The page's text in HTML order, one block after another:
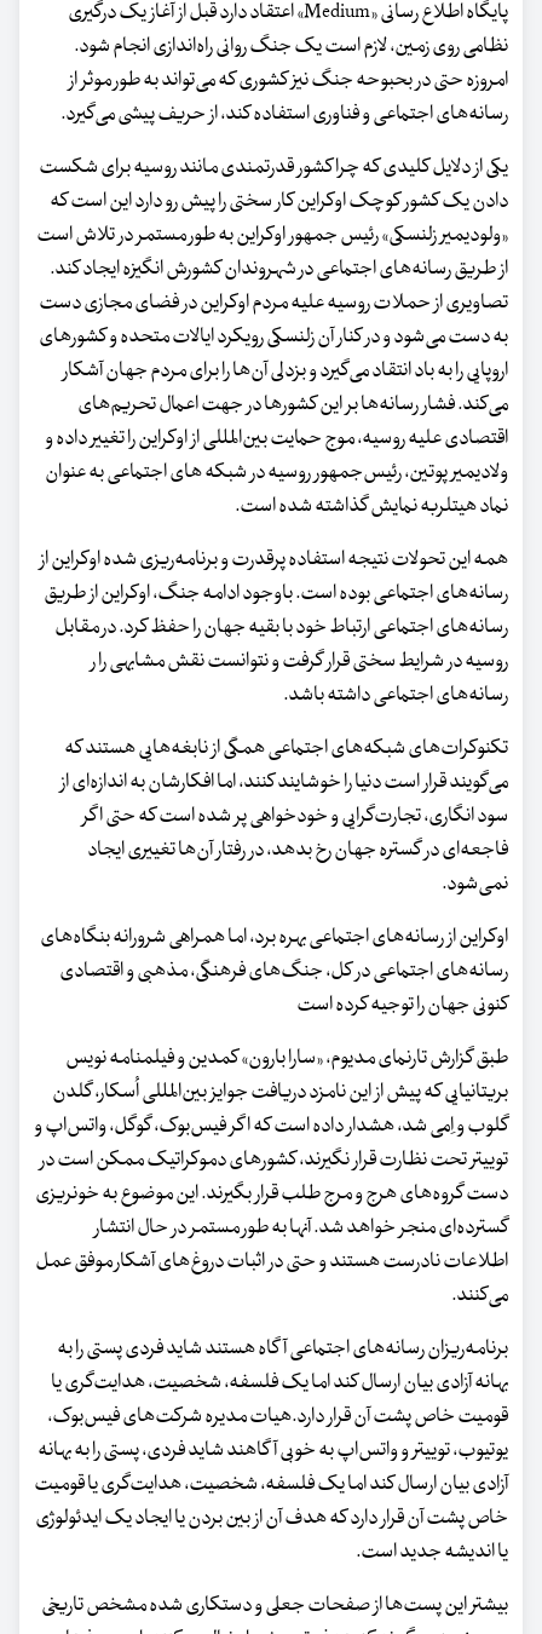
پایگاه اطلاع رسانی «Medium» اعتقاد دارد قبل از آغاز یک درگیری
نظامی روی زمین، لازم است یک جنگ روانی راه‌اندازی انجام شود.
امروزه حتی در بحبوحه جنگ نیز کشوری که می‌تواند به طور موثر از
رسانه‌های اجتماعی و فناوری استفاده کند، از حریف پیشی می‌گیرد.
یکی از دلایل کلیدی که چرا کشور قدرتمندی مانند روسیه برای شکست
دادن یک کشور کوچک اوکراین کار سختی را پیش رو دارد این است که
«ولودیمیر زلنسکی» رئیس جمهور اوکراین به طور مستمر در تلاش است
از طریق رسانه‌های اجتماعی در شهروندان کشورش انگیزه ایجاد کند.
تصاویری از حملات روسیه علیه مردم اوکراین در فضای مجازی دست
به دست می‌شود و در کنار آن زلنسکی رویکرد ایالات متحده و کشورهای
اروپایی را به باد انتقاد می‌گیرد و بزدلی آن‌ها را برای مردم جهان آشکار
می‌کند. فشار رسانه‌ها بر این کشورها در جهت اعمال تحریم‌های
اقتصادی علیه روسیه، موج حمایت بین‌المللی از اوکراین را تغییر داده و
ولادیمیر پوتین، رئیس‌جمهور روسیه در شبکه ‌های اجتماعی به عنوان
نماد هیتلربه نمایش گذاشته شده است.
همه این تحولات نتیجه استفاده پرقدرت و برنامه‌ریزی شده اوکراین از
رسانه‌های اجتماعی بوده است. باوجود ادامه جنگ، اوکراین از طریق
رسانه‌های اجتماعی ارتباط خود با بقیه جهان را حفظ کرد. در مقابل
روسیه در شرایط سختی قرار گرفت و نتوانست نقش مشابهی را ر
رسانه‌های اجتماعی داشته باشد.
تکنوکرات‌های شبکه‌های اجتماعی همگی از نابغه‌هایی هستند که
می‌گویند قرار است دنیا را خوشایند کنند، اما افکارشان به اندازه‌ای از
سود انگاری، تجارت‌گرایی و خودخواهی پر شده است که حتی اگر
فاجعه‌ای در گستره جهان رخ بدهد، در رفتار آن‌ها تغییری ایجاد
نمی‌شود.
اوکراین از رسانه‌های اجتماعی بهره برد، اما همراهی شرورانه بنگاه‌های
رسانه‌های اجتماعی در کل، جنگ‌های فرهنگی، مذهبی و اقتصادی
کنونی جهان را توجیه کرده است
طبق گزارش تارنمای مدیوم، «سارا بارون» کمدین و فیلمنامه نویس
بریتانیایی که پیش از این نامزد دریافت جوایز بین‌المللی اُسکار، گلدن
گلوب و اِمی شد، هشدار داده است که اگر فیس‌بوک، گوگل، واتس‌اپ و
توییتر تحت نظارت قرار نگیرند، کشورهای دموکراتیک ممکن است در
دست گروه‌های هرج و مرج طلب قرار بگیرند. این موضوع به خونریزی
گسترده‌ای منجر خواهد شد. آنها به طور مستمر در حال انتشار
اطلاعات نادرست هستند و حتی در اثبات دروغ‌های آشکار موفق عمل
می‌کنند.
برنامه‌ریزان رسانه‌های اجتماعی آگاه هستند شاید فردی پستی را به
بهانه آزادی بیان ارسال کند اما یک فلسفه، شخصیت، هدایت‌گری یا
قومیت خاص پشت آن قرار دارد.هیات‌ مدیره شرکت‌های فیس‌بوک،
یوتیوب، توییتر و واتس‌اپ به خوبی آگاهند شاید فردی، پستی را به بهانه
آزادی بیان ارسال کند اما یک فلسفه، شخصیت، هدایت‌گری یا قومیت
خاص پشت آن قرار دارد که هدف آن از بین بردن یا ایجاد یک ایدئولوژی
یا اندیشه جدید است.
بیشتر این پست‌ها از صفحات جعلی و دستکاری شده مشخص تاریخی